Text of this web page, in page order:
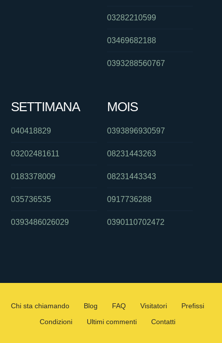
03282210599
03469682188
0393288560767
SETTIMANA
040418829
03202481611
0183378009
035736535
0393486026029
MOIS
0393896930597
08231443263
08231443343
0917736288
0390110702472
Chi sta chiamando Blog FAQ Visitatori
Prefissi
Condizioni
Ultimi commenti Contatti